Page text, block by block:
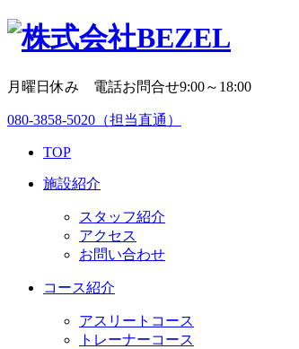
月曜日休み 電話お問合せ9:00～18:00
080-3858-5020 （担当直通）
TOP
施設紹介
スタッフ紹介
アクセス
お問い合わせ
コース紹介
アスリートコース
トレーナーコース